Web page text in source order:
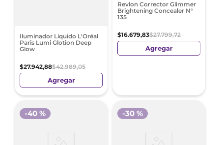
Iluminador Líquido L'Oréal
Paris Lumi Glotion Deep
Glow
$27.942,88$42.989,05
Agregar
Revlon Corrector Glimmer
Brightening Concealer N°
135
$16.679,83$27.799,72
Agregar
-40 % -30 %